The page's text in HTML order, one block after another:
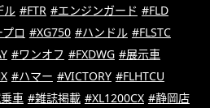
ル #FTR #エンジンガード #FLD
ロ #XG750 #ハンドル #FLSTC
#ワンオフ #FXDWG #展示車
#ハマー #VICTORY #FLHTCU
車 #雑誌掲載 #XL1200CX #静岡店